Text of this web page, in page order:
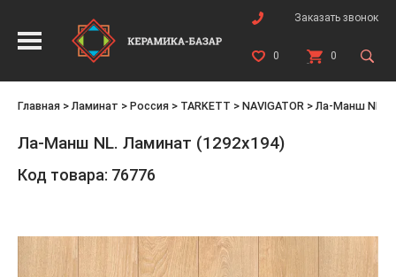
Заказать звонок
0 0
Главная > Ламинат > Россия > TARKETT > NAVIGATOR > Ла-Манш NL.
Ла-Манш NL. Ламинат (1292х194)
Код товара: 76776